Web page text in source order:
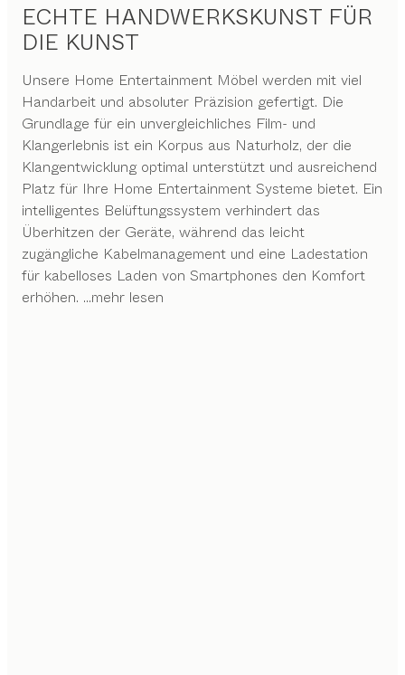
ECHTE HANDWERKSKUNST FÜR
DIE KUNST
Unsere Home Entertainment Möbel werden mit viel
Handarbeit und absoluter Präzision gefertigt. Die
Grundlage für ein unvergleichliches Film- und
Klangerlebnis ist ein Korpus aus Naturholz, der die
Klangentwicklung optimal unterstützt und ausreichend
Platz für Ihre Home Entertainment Systeme bietet. Ein
intelligentes Belüftungssystem verhindert das
Überhitzen der Geräte, während das leicht
zugängliche Kabelmanagement und eine Ladestation
für kabelloses Laden von Smartphones den Komfort
erhöhen. ...mehr lesen